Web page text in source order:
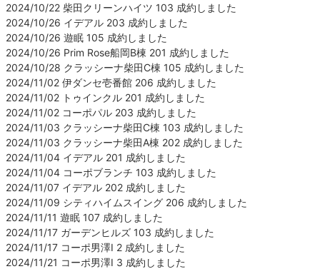
2024/10/22 柴田クリーンハイツ 103 成約しました
2024/10/26 イデアル 203 成約しました
2024/10/26 遊眠 105 成約しました
2024/10/26 Prim Rose船岡B棟 201 成約しました
2024/10/28 クラッシーナ柴田C棟 105 成約しました
2024/11/02 伊ダンセ壱番館 206 成約しました
2024/11/02 トゥインクル 201 成約しました
2024/11/02 コーポパル 203 成約しました
2024/11/03 クラッシーナ柴田C棟 103 成約しました
2024/11/03 クラッシーナ柴田A棟 202 成約しました
2024/11/04 イデアル 201 成約しました
2024/11/04 コーポブランチ 103 成約しました
2024/11/07 イデアル 202 成約しました
2024/11/09 シティハイムスイング 206 成約しました
2024/11/11 遊眠 107 成約しました
2024/11/17 ガーデンヒルズ 103 成約しました
2024/11/17 コーポ男澤Ⅰ 2 成約しました
2024/11/21 コーポ男澤Ⅰ 3 成約しました